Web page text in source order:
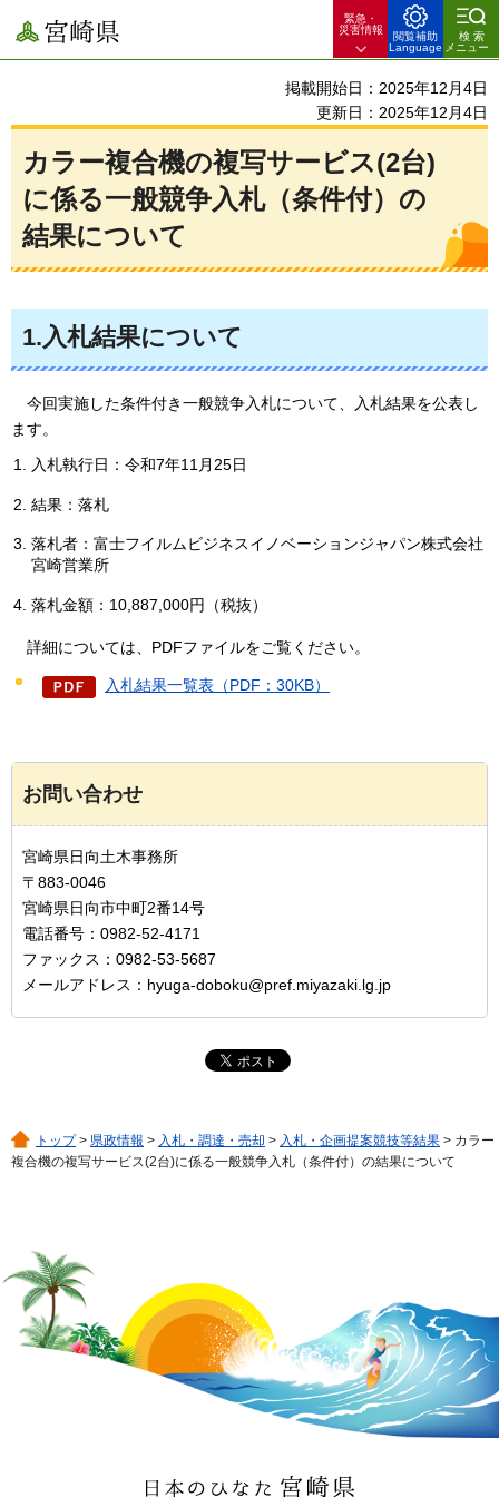
宮崎県
緊急・
災害情報
閲覧補助
Language
検索
メニュー
掲載開始日：2025年12月4日
更新日：2025年12月4日
カラー複合機の複写サービス(2台)
に係る一般競争入札（条件付）の
結果について
1.入札結果について
今回実施した条件付き一般競争入札について、入札結果を公表し
ます。
入札執行日：令和7年11月25日
結果：落札
落札者：富士フイルムビジネスイノベーションジャパン株式会社
宮崎営業所
落札金額：10,887,000円（税抜）
詳細については、PDFファイルをご覧ください。
入札結果一覧表（PDF：30KB）
お問い合わせ
宮崎県日向土木事務所
〒883-0046
宮崎県日向市中町2番14号
電話番号：0982-52-4171
ファックス：0982-53-5687
メールアドレス：hyuga-doboku@pref.miyazaki.lg.jp
トップ> 県政情報 > 入札・調達・売却 > 入札・企画提案競技等結果 > カラー
複合機の複写サービス(2台)に係る一般競争入札（条件付）の結果について
日本のひなた 宮崎県